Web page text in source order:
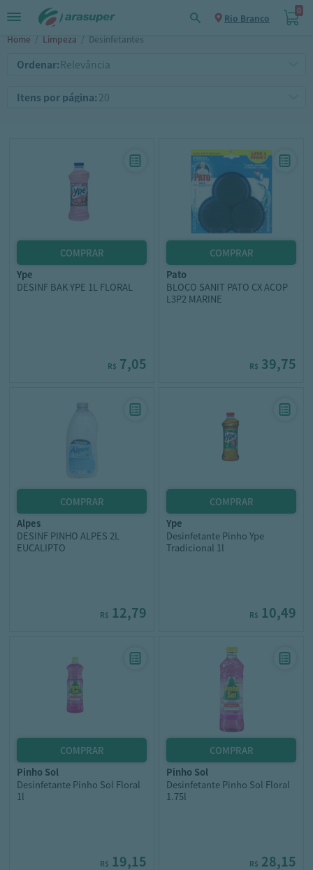
Rio Branco
0
Home / Limpeza / Desinfetantes
Ordenar:
Itens por página:
ype
DESINF BAK YPE 1L FLORAL
R$ 7,05
pato
BLOCO SANIT PATO CX ACOP
L3P2 MARINE
R$ 39,75
alpes
DESINF PINHO ALPES 2L
EUCALIPTO
R$ 12,79
ype
Desinfetante Pinho Ype
Tradicional 1l
R$ 10,49
pinho sol
Desinfetante Pinho Sol Floral
1l
R$ 19,15
pinho sol
Desinfetante Pinho Sol Floral
1.75l
R$ 28,15